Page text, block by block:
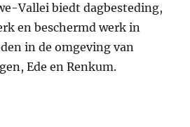
Vallei biedt dagbesteding,
en beschermd werk in
in de omgeving van
Ede en Renkum.